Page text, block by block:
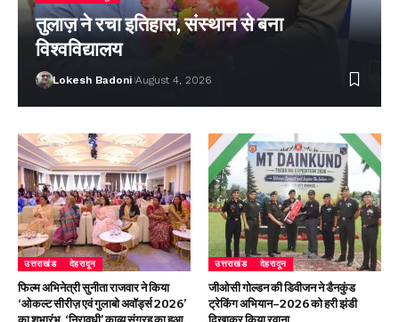
तुलाज़ ने रचा इतिहास, संस्थान से बना
विश्वविद्यालय
Lokesh Badoni August 4, 2026
उत्तराखंड देहरादून
फिल्म अभिनेत्री सुनीता राजवार ने किया
‘ओकल्ट सीरीज़ एवं गुलाबो अवॉर्ड्स 2026’
उत्तराखंड देहरादून
जीओसी गोल्डन की डिवीजन ने डैनकुंड
ट्रेकिंग अभियान–2026 को हरी झंडी